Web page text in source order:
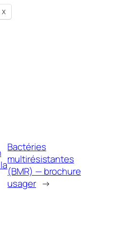
X
Bactéries
multirésistantes
(BMR) — brochure
usager →